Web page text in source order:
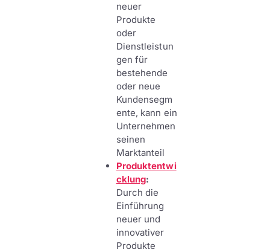
neuer
Produkte
oder
Dienstleistun
gen für
bestehende
oder neue
Kundensegm
ente, kann ein
Unternehmen
seinen
Marktanteil
Produktentwi
cklung:
Durch die
Einführung
neuer und
innovativer
Produkte